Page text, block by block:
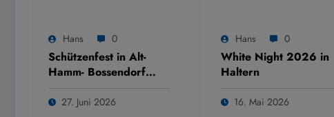
Hans 0
Schützenfest in Alt-
Hamm- Bossendorf
27. Juni 2026
Hans 0
White Night 2026 in
Haltern
16. Mai 2026